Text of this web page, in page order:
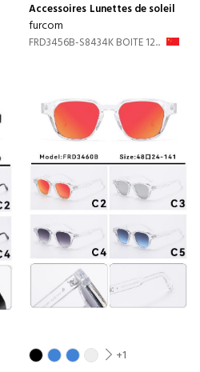
Accessoires Lunettes de soleil
furcom
FRD3456B-S8434K BOITE 12...
+1